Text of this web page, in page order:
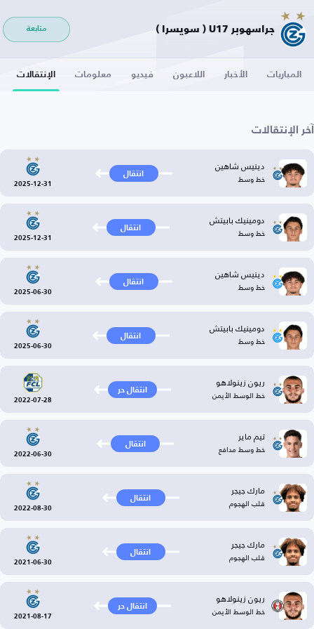
جراسهوبر U17 ( سويسرا ) متابعة
المباريات الأخبار اللاعبون فيديو معلومات الإنتقالات
آخر الإنتقالات
دينيس شاهين
خط وسط انتقال
2025-12-31
دومينيك بابيتش
خط وسط انتقال
2025-12-31
دينيس شاهين
خط وسط انتقال
2025-06-30
دومينيك بابيتش
خط وسط انتقال
2025-06-30
ريون زينولاهو
خط الوسط الأيمن انتقال حر
2022-07-28
تيم ماير
خط وسط مدافع انتقال
2022-06-30
مارك جيجر
قلب الهجوم انتقال
2022-08-30
مارك جيجر
قلب الهجوم انتقال
2021-06-30
ريون زينولاهو
خط الوسط الأيمن انتقال حر
2021-08-17